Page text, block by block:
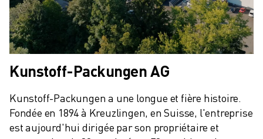
Kunstoff-Packungen AG
Kunstoff-Packungen a une longue et fière histoire.
Fondée en 1894 à Kreuzlingen, en Suisse, l'entreprise
est aujourd'hui dirigée par son propriétaire et